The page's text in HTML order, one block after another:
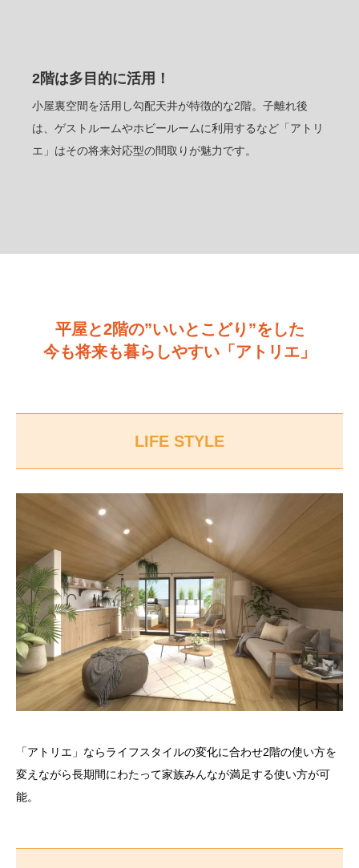
2階は多目的に活用！
小屋裏空間を活用し勾配天井が特徴的な2階。子離れ後
は、ゲストルームやホビールームに利用するなど「アトリ
エ」はその将来対応型の間取りが魅力です。
平屋と2階の”いいとこどり”をした
今も将来も暮らしやすい「アトリエ」
LIFE STYLE
「アトリエ」ならライフスタイルの変化に合わせ2階の使い方を
変えながら長期間にわたって家族みんなが満足する使い方が可
能。